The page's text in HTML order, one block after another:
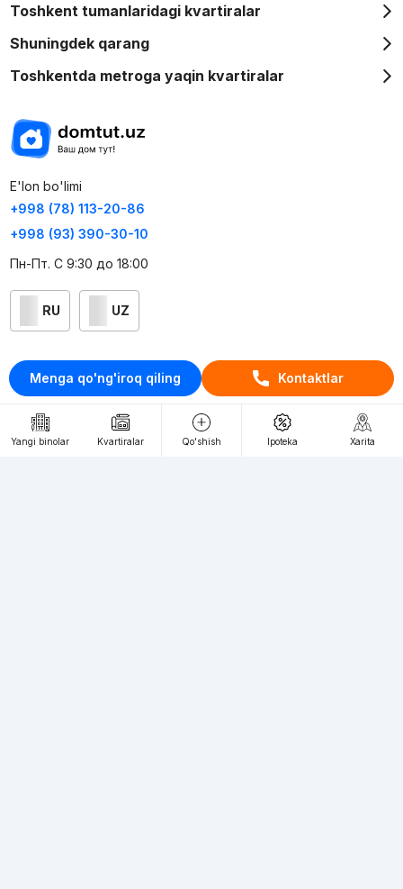
Menga qo'ng'iroq qiling Kontaktlar
Yangi binolar Kvartiralar Qo'shish Ipoteka Xarita
Toshkent tumanlaridagi kvartiralar
Shuningdek qarang
Toshkentda metroga yaqin kvartiralar
E'lon bo'limi
+998 (78) 113-20-86
+998 (93) 390-30-10
Пн-Пт. С 9:30 до 18:00
RU UZ
Kontaktlar
loyiha haqida
Webnow © loyihasi